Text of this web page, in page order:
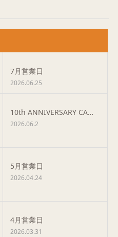
7月営業日
2026.06.25
10th ANNIVERSARY CA…
2026.06.2
5月営業日
2026.04.24
4月営業日
2026.03.31